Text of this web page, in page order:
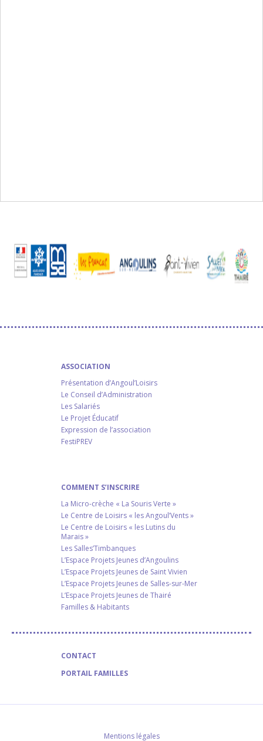
ASSOCIATION
Présentation d’Angoul’Loisirs
Le Conseil d’Administration
Les Salariés
Le Projet Éducatif
Expression de l’association
FestiPREV
COMMENT S’INSCRIRE
La Micro-crèche « La Souris Verte »
Le Centre de Loisirs « les Angoul’Vents »
Le Centre de Loisirs « les Lutins du
Marais »
Les Salles’Timbanques
L’Espace Projets Jeunes d’Angoulins
L’Espace Projets Jeunes de Saint Vivien
L’Espace Projets Jeunes de Salles-sur-Mer
L’Espace Projets Jeunes de Thairé
Familles & Habitants
CONTACT
PORTAIL FAMILLES
Mentions légales